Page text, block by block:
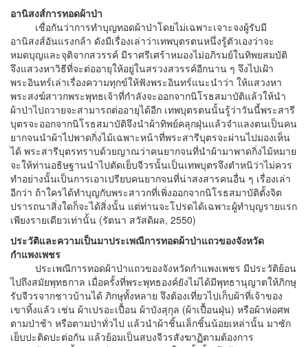
อานิสงส์การทอดผ้าป่า
เชื่อกันว่าการทำบุญทอดผ้าป่าโดยไม่เฉพาะเจาะจงผู้รับมี
อานิสงส์อันแรงกล้า ดังมีเรื่องเล่าว่าเทพบุตรตนหนึ่งรู้ตัวเองว่าจะ
หมดบุญและจุติจากสวรรค์ มีราศรีเศร้าหมองไม่อภิรมย์ในทิพยสมบัติ
จึงแสวงหาวิธีที่จะต่ออายุให้อยู่ในสรวงสวรรค์อีกนาน ๆ จึงไปเฝ้า
พระอินทร์เล่าเรื่องความทุกข์ให้ฟังพระอินทร์แนะนำว่า ให้แสวงหา
พระสงฆ์สาวกพระพุทธเจ้าที่กำลังจะออกจากนิโรธสมาบัติแล้วให้นำ
ผ้าป่าไปถวายจะสามารถต่ออายุได้อีก เทพบุตรตนนั้นรู้ว่าวันนี้พระสารี
บุตรจะออกจากนิโรธสมาบัติจึงนำผ้าทิพย์คลุกฝุ่นแล้วจำแลงตนเป็นคน
ยากจนนำผ้าไปพาดกิ่งไม้เฉพาะหน้าที่พระสารีบุตรจะผ่านไปมองเห็น
ได้ พระสารีบุตรทราบด้วยญาณว่าคนยากจนที่นำผ้ามาพาดกิ่งไม้หมาย
จะให้ท่านอธิษฐานนำไปตัดเย็บจีวรนั้นเป็นเทพบุตรจึงตำหนิว่าไม่ควร
ทำอย่างนั้นเป็นการเอาเปรียบคนยากจนที่น่าสงสารคนอื่น ๆ เรื่องเล่า
อีกว่า ถ้าใครได้ทำบุญกับพระสาวกที่เพิ่งออกจากนิโรธสมาบัติตั้งจิต
ปรารถนาสิ่งใดก็จะได้สิ่งนั้น แต่ท่านจะโปรดได้เฉพาะผู้ทำบุญรายแรก
เพียงรายเดียวเท่านั้น (รัตนา สวัสดิผล, 2550)
ประวัติและความเป็นมาประเพณีการทอดผ้าป่าแถวของจังหวัด
กำแพงเพชร
ประเพณีการทอดผ้าป่าแถวของจังหวัดกำแพงเพชร มีประวัติย้อน
ไปถึงสมัยพุทธกาล เมื่อครั้งที่พระพุทธองค์ยังไม่ได้มีพุทธานุญาตให้ภิกษุ
รับจีวรจากชาวบ้านได้ ภิกษุทั้งหลาย จึงต้องเที่ยวไปเก็บผ้าที่เจ้าของ
เขาทิ้งแล้ว เช่น ผ้าเปรอะเปื้อน ผ้าบังสุกุล (ผ้าเปื้อนฝุ่น) หรือผ้าห่อศพ
ตามป่าช้า หรือตามป่าทั่วไป แล้วนำผ้าชิ้นเล็กชิ้นน้อยเหล่านั้น มาซัก
เย็บปะติดปะต่อกัน แล้วย้อมเป็นสบงจีวรสังฆาฏิตามต้องการ